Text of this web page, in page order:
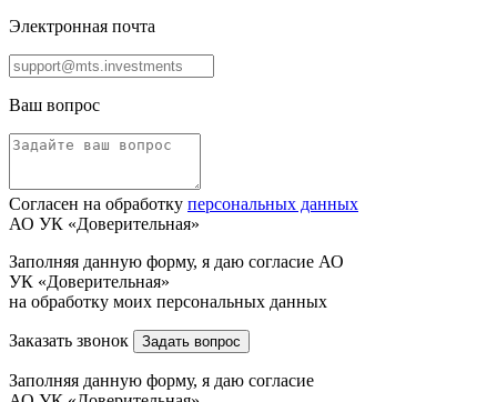
Электронная почта
Ваш вопрос
Согласен на обработку персональных данных
АО УК «Доверительная»
Заполняя данную форму, я даю согласие АО
УК «Доверительная»
на обработку моих персональных данных
Заказать звонок Задать вопрос
Заполняя данную форму, я даю согласие